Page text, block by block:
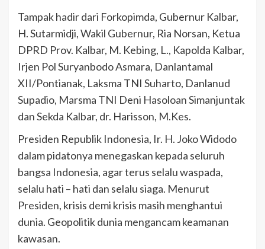
Tampak hadir dari Forkopimda, Gubernur Kalbar,
H. Sutarmidji, Wakil Gubernur, Ria Norsan, Ketua
DPRD Prov. Kalbar, M. Kebing, L., Kapolda Kalbar,
Irjen Pol Suryanbodo Asmara, Danlantamal
XII/Pontianak, Laksma TNI Suharto, Danlanud
Supadio, Marsma TNI Deni Hasoloan Simanjuntak
dan Sekda Kalbar, dr. Harisson, M.Kes.
Presiden Republik Indonesia, Ir. H. Joko Widodo
dalam pidatonya menegaskan kepada seluruh
bangsa Indonesia, agar terus selalu waspada,
selalu hati – hati dan selalu siaga. Menurut
Presiden, krisis demi krisis masih menghantui
dunia. Geopolitik dunia mengancam keamanan
kawasan.